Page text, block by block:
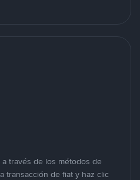
través de los métodos de
transacción de fiat y haz clic